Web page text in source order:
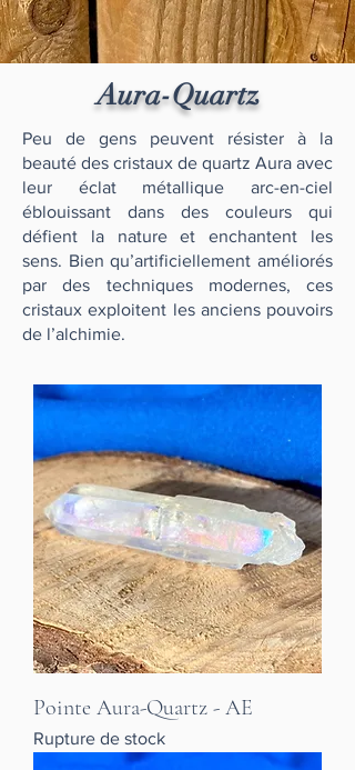
Aura-Quartz
Peu de gens peuvent résister à la
beauté des cristaux de quartz Aura avec
leur éclat métallique arc-en-ciel
éblouissant dans des couleurs qui
défient la nature et enchantent les
sens. Bien qu’artificiellement améliorés
par des techniques modernes, ces
cristaux exploitent les anciens pouvoirs
de l’alchimie.
Pointe Aura-Quartz - AE
Rupture de stock